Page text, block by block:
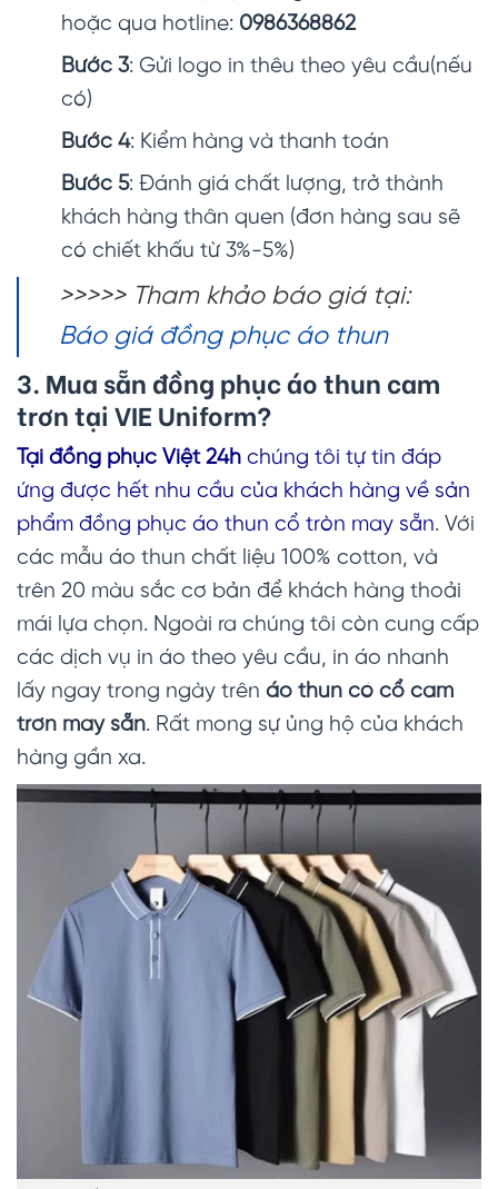
hoặc qua hotline: 0986368862
Bước 3: Gửi logo in thêu theo yêu cầu(nếu
có)
Bước 4: Kiểm hàng và thanh toán
Bước 5: Đánh giá chất lượng, trở thành
khách hàng thân quen (đơn hàng sau sẽ
có chiết khấu từ 3%-5%)
>>>>> Tham khảo báo giá tại:
Báo giá đồng phục áo thun
3. Mua sẵn đồng phụcáo thun cam
trơntại VIE Uniform?
Tại đồng phục Việt 24h chúng tôi tự tin đáp
ứng được hết nhu cầu của khách hàng về sản
phẩm đồng phục áo thun cổ tròn may sẵn. Với
các mẫu áo thun chất liệu 100% cotton, và
trên 20 màu sắc cơ bản để khách hàng thoải
mái lựa chọn. Ngoài ra chúng tôi còn cung cấp
các dịch vụ in áo theo yêu cầu, in áo nhanh
lấy ngay trong ngày trên áo thun có cổ cam
trơn may sẵn. Rất mong sự ủng hộ của khách
hàng gần xa.